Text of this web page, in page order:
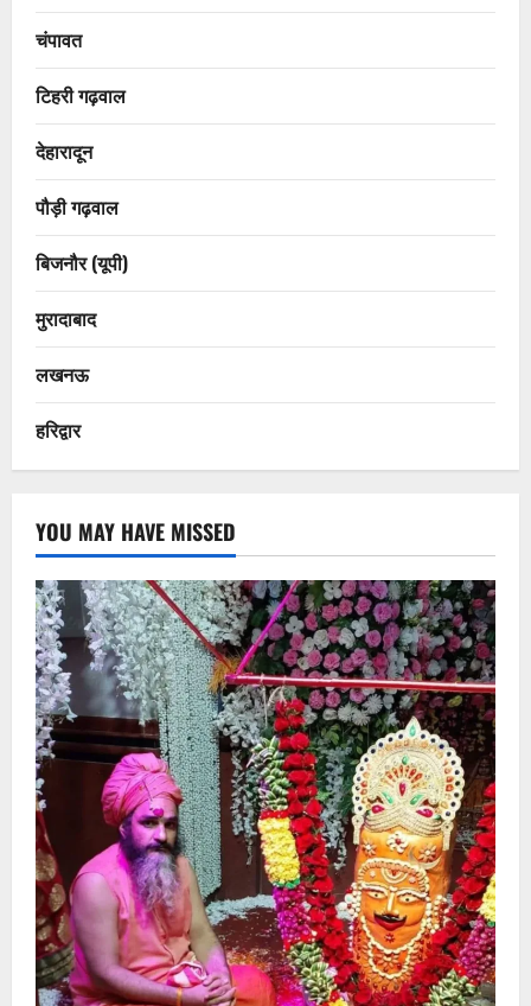
चंपावत
टिहरी गढ़वाल
देहारादून
पौड़ी गढ़वाल
बिजनौर (यूपी)
मुरादाबाद
लखनऊ
हरिद्वार
YOU MAY HAVE MISSED